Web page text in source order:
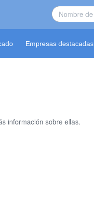
Empresas destacadas
información sobre ellas.